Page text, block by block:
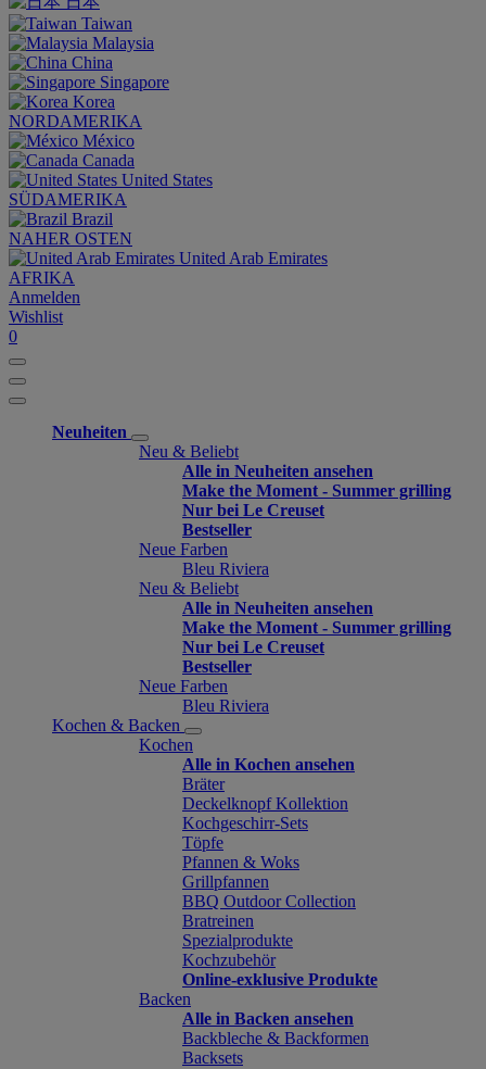
Taiwan
Malaysia
China
Singapore
Korea
NORDAMERIKA
México
Canada
United States
SÜDAMERIKA
Brazil
NAHER OSTEN
United Arab Emirates
AFRIKA
Anmelden
Wishlist
0
Neuheiten
Neu & Beliebt
Alle in Neuheiten ansehen
Make the Moment - Summer grilling
Nur bei Le Creuset
Bestseller
Neue Farben
Bleu Riviera
Neu & Beliebt
Alle in Neuheiten ansehen
Make the Moment - Summer grilling
Nur bei Le Creuset
Bestseller
Neue Farben
Bleu Riviera
Kochen & Backen
Kochen
Alle in Kochen ansehen
Bräter
Deckelknopf Kollektion
Kochgeschirr-Sets
Töpfe
Pfannen & Woks
Grillpfannen
BBQ Outdoor Collection
Bratreinen
Spezialprodukte
Kochzubehör
Online-exklusive Produkte
Backen
Alle in Backen ansehen
Backbleche & Backformen
Backsets